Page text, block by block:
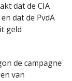
dat de CIA
dat de PvdA
geld
de campagne
van